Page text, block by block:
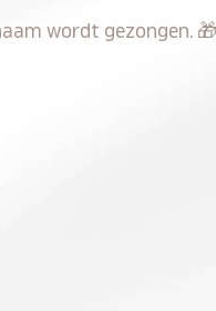
wordt gezongen.